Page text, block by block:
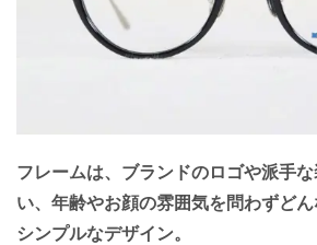
フレームは、ブランドのロゴや派手
い、年齢やお顔の雰囲気を問わずど
シンプルなデザイン。